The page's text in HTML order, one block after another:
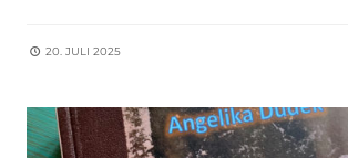
20. JULI 2025